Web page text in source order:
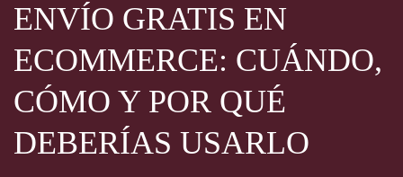
ENVÍO GRATIS EN
ECOMMERCE: CUÁNDO,
CÓMO Y POR QUÉ
DEBERÍAS USARLO